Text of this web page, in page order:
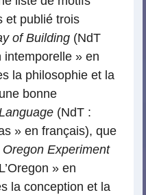
et publié trois
of Building (NdT
intemporelle » en
la philosophie et la
bonne
(NdT :
» en français), que
Oregon Experiment
» en
la conception et la